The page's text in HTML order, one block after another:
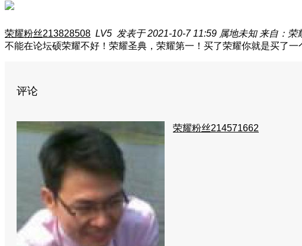
荣耀粉丝213828508 LV5 发表于 2021-10-7 11:59 属地未知 来自：荣
不能在论坛硕荣耀不好！荣耀圣典，荣耀第一！买了荣耀你就是买了一
评论
荣耀粉丝214571662